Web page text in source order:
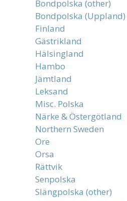
Bondpolska (other)
Bondpolska (Uppland)
Finland
Gästrikland
Hälsingland
Hambo
Jämtland
Leksand
Misc. Polska
Närke & Östergötland
Northern Sweden
Ore
Orsa
Rättvik
Senpolska
Slängpolska (other)